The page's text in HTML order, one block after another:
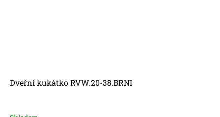
Dveřní kukátko RVW.20-38.BRNI